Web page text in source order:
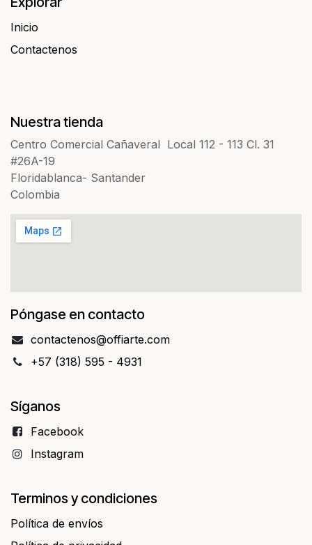
Inicio
Contactenos​​
Nuestra tienda
Centro Comercial Cañaveral Local 112 - 113 Cl. 31
#26A-19
Floridablanca- Santander
Colombia
Póngase en contacto
contact​​enos@offiarte.com
+57 (318) 595 - 4931
Síganos
Facebo​​ok
Instagram
Terminos y condiciones
Política de envíos